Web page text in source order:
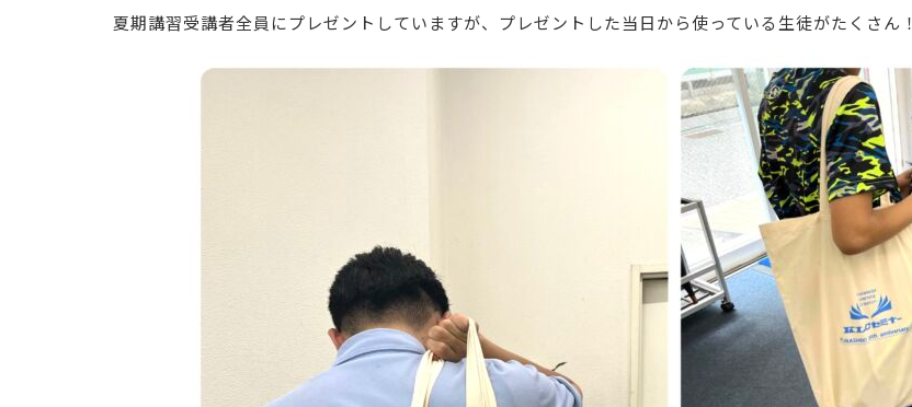
夏期講習受講者全員にプレゼントしていますが、プレゼントした当日から使っている生徒がたくさん！